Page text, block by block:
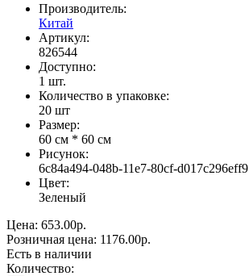
Производитель:
Китай
Артикул:
826544
Доступно:
1 шт.
Количество в упаковке:
20 шт
Размер:
60 см * 60 см
Рисунок:
6c84a494-048b-11e7-80cf-d017c296eff9
Цвет:
Зеленый
Цена: 653.00р.
Розничная цена: 1176.00р.
Есть в наличии
Количество: